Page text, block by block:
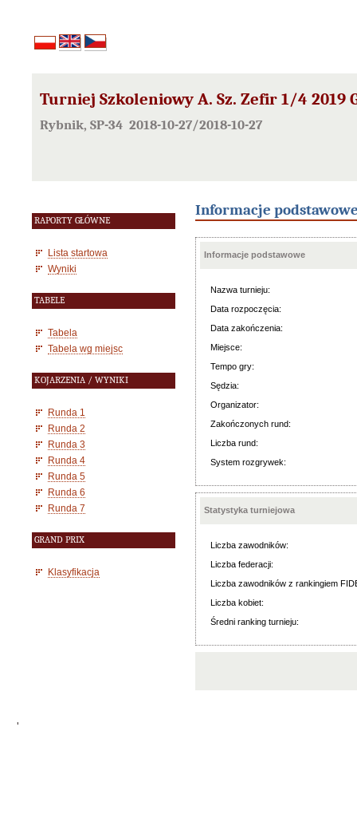
Turniej Szkoleniowy A. Sz. Zefir 1/4 2019
Rybnik, SP-34 2018-10-27/2018-10-27
RAPORTY GŁÓWNE
Lista startowa
Wyniki
TABELE
Tabela
Tabela wg miejsc
KOJARZENIA / WYNIKI
Runda 1
Runda 2
Runda 3
Runda 4
Runda 5
Runda 6
Runda 7
GRAND PRIX
Klasyfikacja
Informacje
Informacje podstawowe
Nazwa turnieju:
Data rozpoczęcia:
Data zakończenia:
Miejsce:
Tempo gry:
Sędzia:
Organizator:
Zakończonych rund:
Liczba rund:
System rozgrywek:
Statystyka turniejowa
Liczba zawodników:
Liczba federacji:
Liczba zawodników z rankingiem
Liczba kobiet:
Średni ranking turnieju:
'